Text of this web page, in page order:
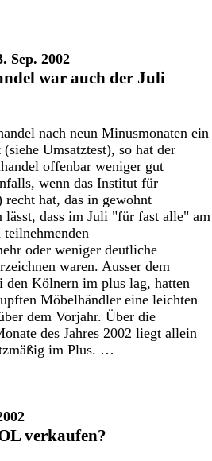
Sep. 2002
war auch der Juli
nach neun Minusmonaten ein
Umsatztest), so hat der
offenbar weniger gut
wenn das Institut für
hat, das in gewohnt
lässt, dass im Juli "für fast alle" am
oder weniger deutliche
waren. Ausser dem
den Kölnern im plus lag, hatten
Möbelhändler eine leichten
dem Vorjahr. Über die
des Jahres 2002 liegt allein
im Plus. …
verkaufen?